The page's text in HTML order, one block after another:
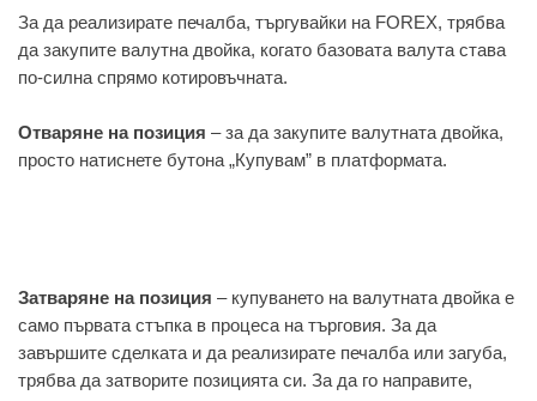
За да реализирате печалба, търгувайки на FOREX, трябва
да закупите валутна двойка, когато базовата валута става
по-силна спрямо котировъчната.
Отваряне на позиция – за да закупите валутната двойка,
просто натиснете бутона „Купувам” в платформата.
Затваряне на позиция – купуването на валутната двойка е
само първата стъпка в процеса на търговия. За да
завършите сделката и да реализирате печалба или загуба,
трябва да затворите позицията си. За да го направите,